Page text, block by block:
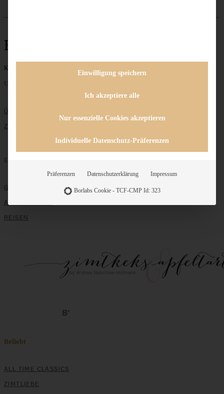
Brandteig
Keine Beiträge gefunden
Unternehmen
ÜBER MICH
ZUSAMMENARBEIT
Entdecken
GRUNDLAGEN
ALLE REZEPTE
REISEN
Beliebt
ALL TIME CLASSICS
ZIMTLIEBE
Einwilligung speichern
Ich akzeptiere alle
Nur essenzielle Cookies akzeptieren
Individuelle Datenschutz-Präferenzen
Präferenzen Datenschutzerklärung Impressum
Borlabs Cookie - TCF-CMP Id: 323